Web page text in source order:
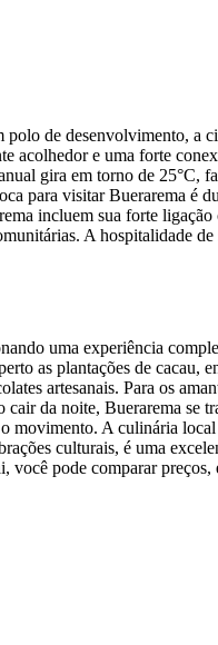
de desenvolvimento, a
e uma forte
gira em torno de 25°C,
para visitar Buerarema é
incluem sua forte
A hospitalidade
uma experiência
as plantações de
artesanais. Para os
da noite, Buerarema se
A culinária
culturais, é uma
pode comparar